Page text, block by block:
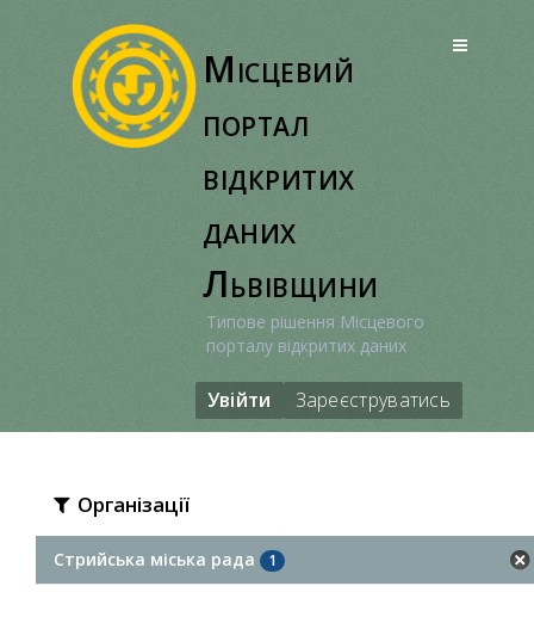
Місцевий
портал
відкритих
даних
Львівщини
Типове рішення Місцевого
порталу відкритих даних
Увійти Зареєструватись
Організації
Стрийська міська рада 1